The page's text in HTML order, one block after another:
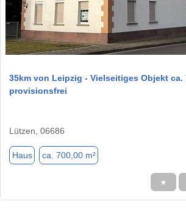
35km von Leipzig - Vielseitiges Objekt ca.
provisionsfrei
Lützen, 06686
Haus ca. 700,00 m²
★